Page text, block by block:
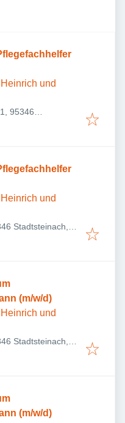
und
95346
und
Stadtsteinach,
(m/w/d)
und
Stadtsteinach,
(m/w/d)